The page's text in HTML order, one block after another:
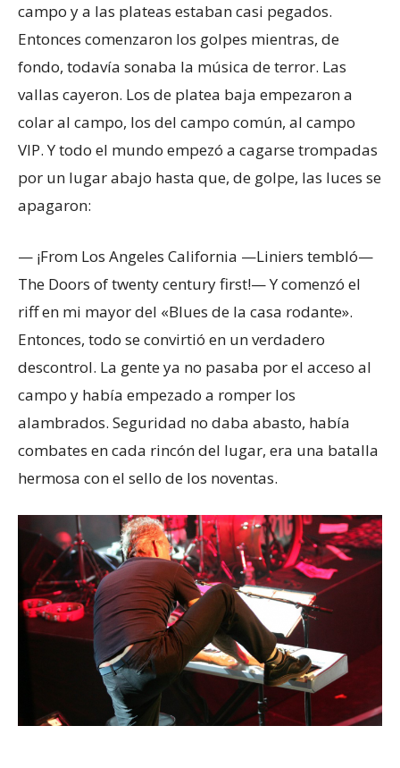
campo y a las plateas estaban casi pegados.
Entonces comenzaron los golpes mientras, de
fondo, todavía sonaba la música de terror. Las
vallas cayeron. Los de platea baja empezaron a
colar al campo, los del campo común, al campo
VIP. Y todo el mundo empezó a cagarse trompadas
por un lugar abajo hasta que, de golpe, las luces se
apagaron:
— ¡From Los Angeles California —Liniers tembló—
The Doors of twenty century first!— Y comenzó el
riff en mi mayor del «Blues de la casa rodante».
Entonces, todo se convirtió en un verdadero
descontrol. La gente ya no pasaba por el acceso al
campo y había empezado a romper los
alambrados. Seguridad no daba abasto, había
combates en cada rincón del lugar, era una batalla
hermosa con el sello de los noventas.